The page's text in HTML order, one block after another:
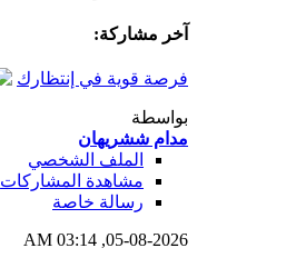
آخر مشاركة:
فرصة قوية في إنتظارك
بواسطة
مدام ششريهان
الملف الشخصي
مشاهدة المشاركات
رسالة خاصة
05-08-2026,
03:14 AM